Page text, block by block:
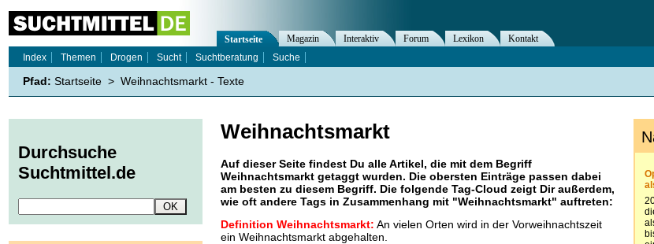
Weihnachtsmarkt
Auf dieser Seite findest Du alle Artikel, die mit dem Begriff
Weihnachtsmarkt getaggt wurden. Die obersten Einträge passen dabei
am besten zu diesem Begriff. Die folgende Tag-Cloud zeigt Dir außerdem,
wie oft andere Tags in Zusammenhang mit "Weihnachtsmarkt" auftreten:
Definition Weihnachtsmarkt: An vielen Orten wird in der Vorweihnachtszeit
ein Weihnachtsmarkt abgehalten.
Startseite Magazin Interaktiv Forum Lexikon
Kontakt
Index
Themen Drogen Sucht Suchtberatung Suche
Pfad: Startseite > Weihnachtsmarkt - Texte
Durchsuche
Suchtmittel.de